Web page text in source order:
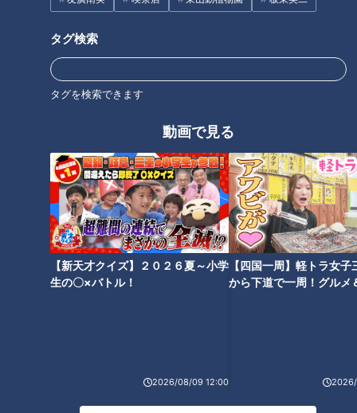
タグ検索
タグを検索できます
動画で見る
【新天才クイズ】２０２６夏～小学
生の〇×バトル！
2026/08/09 12:00
【四国一周】軽トラ女子
から下道で一周！グルメ
福永裕基
オススメ関連コンテンツ
「イメージを表現できているの
がすごい」 竜のレジェンド名
手・荒木雅博氏も絶賛！攻守に
存在感を放つ“竜の忍者”田中幹
高橋宏斗が開けた“再加速”への
扉！立浪竜が首位カープに３連
勝、残る課題は？
二軍スタートも一軍昇格後は4
勝0敗、防御率0.49！高橋宏斗
根尾昂は中継ぎと代打の“二刀
流”でこそ輝く！立浪ドラゴンズ